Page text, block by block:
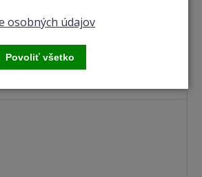
/ M1 Pro / 16GB / 512GB / space
osobných údajov
Povoliť všetko